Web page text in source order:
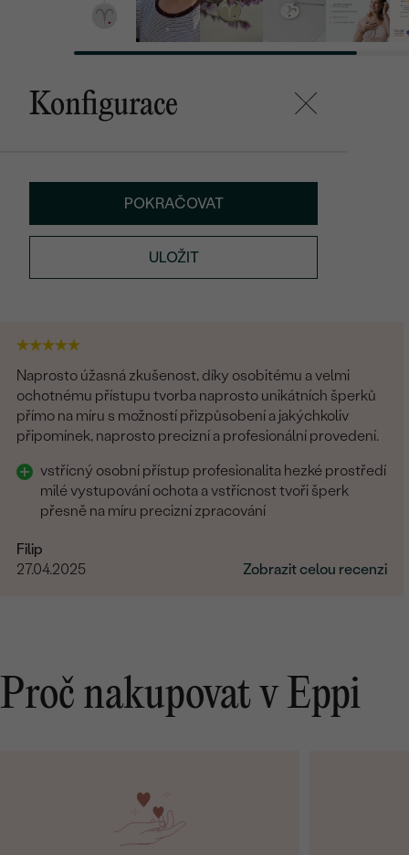
Konfigurace
POKRAČOVAT
ULOŽIT
Naprosto úžasná zkušenost, díky osobitému a velmi
ochotnému přístupu tvorba naprosto unikátních šperků
přímo na míru s možností přizpůsobení a jakýchkoliv
připomínek, naprosto precizní a profesionální provedení.
vstřícný osobní přístup profesionalita hezké prostředí
milé vystupování ochota a vstřícnost tvoři šperk
přesně na míru precizní zpracování
Filip
27.04.2025
Zobrazit celou recenzi
Proč nakupovat v Eppi